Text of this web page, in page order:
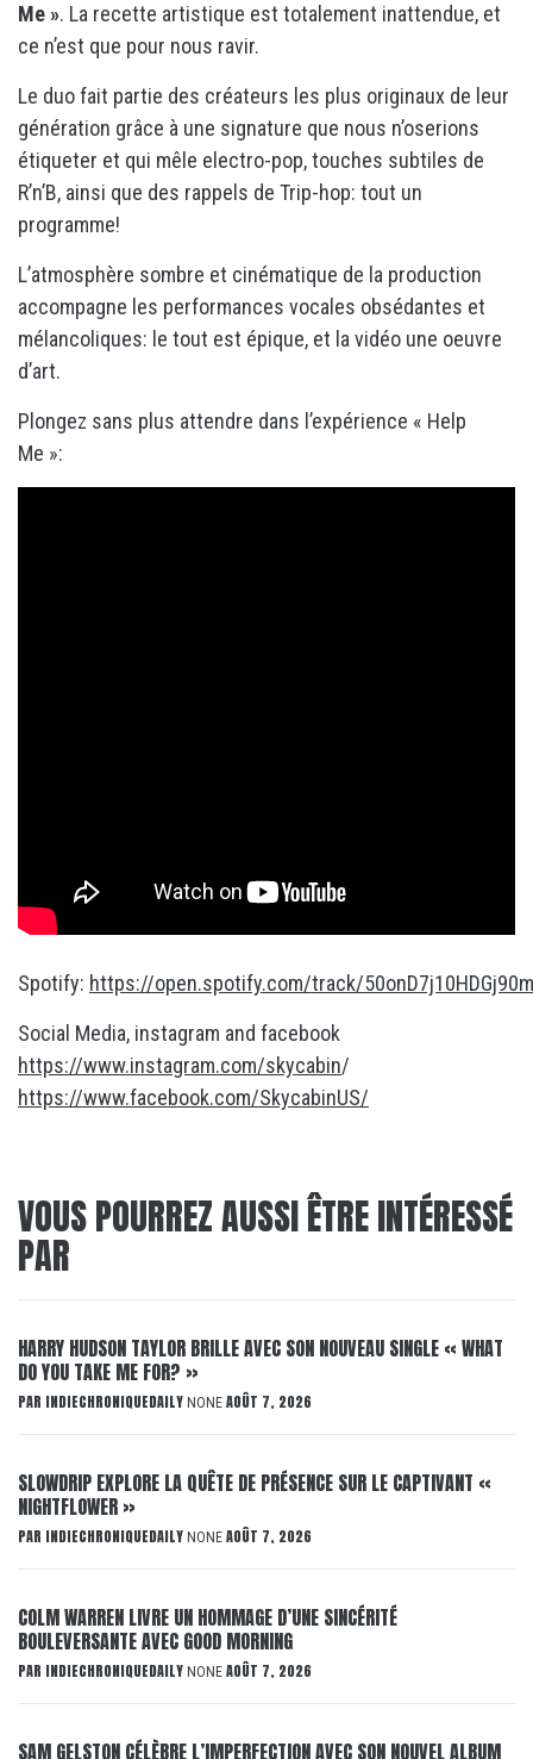
Me ». La recette artistique est totalement inattendue, et
ce n’est que pour nous ravir.
Le duo fait partie des créateurs les plus originaux de leur
génération grâce à une signature que nous n’oserions
étiqueter et qui mêle electro-pop, touches subtiles de
R’n’B, ainsi que des rappels de Trip-hop: tout un
programme!
L’atmosphère sombre et cinématique de la production
accompagne les performances vocales obsédantes et
mélancoliques: le tout est épique, et la vidéo une oeuvre
d’art.
Plongez sans plus attendre dans l’expérience « Help
Me »:
Spotify: https://open.spotify.com/track/
Social Media, instagram and facebook
https://www.instagram.com/skycabin/
https://www.facebook.com/SkycabinUS/
VOUS POURREZ AUSSI ÊTRE INTÉRESSÉ
PAR
HARRY HUDSON TAYLOR BRILLE AVEC SON NOUVEAU SINGLE « WHAT
DO YOU TAKE ME FOR? »
PAR INDIECHRONIQUEDAILY NONE AOÛT 7, 2026
SLOWDRIP EXPLORE LA QUÊTE DE PRÉSENCE SUR LE CAPTIVANT «
NIGHTFLOWER »
PAR INDIECHRONIQUEDAILY NONE AOÛT 7, 2026
COLM WARREN LIVRE UN HOMMAGE D’UNE SINCÉRITÉ
BOULEVERSANTE AVEC GOOD MORNING
PAR INDIECHRONIQUEDAILY NONE AOÛT 7, 2026
SAM GELSTON CÉLÈBRE L’IMPERFECTION AVEC SON NOUVEL ALBUM